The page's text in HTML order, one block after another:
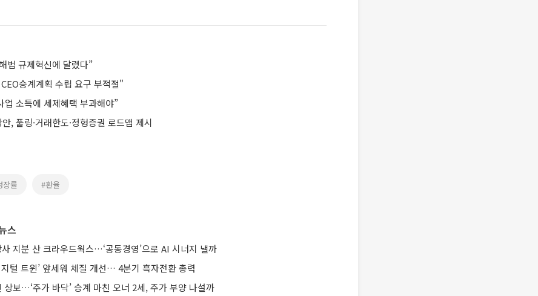
법 규제혁신에 달렸다”
승계계획 수립 요구 부적절"
업 소득에 세제혜택 부과해야”
, 풀링·거래한도·정형증권 로드맵 제시
장률 #환율
스
지분 산 크라우드웍스…‘공동경영’으로 AI 시너지 낼까
지털 트윈’ 앞세워 체질 개선… 4분기 흑자전환 총력
상보…‘주가 바닥’ 승계 마친 오너 2세, 주가 부양 나설까